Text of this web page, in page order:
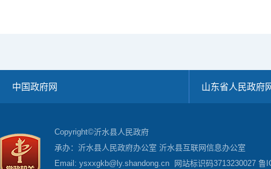
中国政府网 山东省人民政府
Copyright©沂水县人民政府
承办：沂水县人民政府办公室 沂水县互联网信息办公室
Email: ysxxgkb@ly.shandong.cn 网站标识码3713230027 鲁